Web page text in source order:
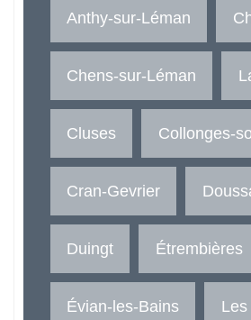
Anthy-sur-Léman
Chens-sur-Léman
Cluses Collonges-
Cran-Gevrier
Duingt Étrembières
Évian-les-Bains